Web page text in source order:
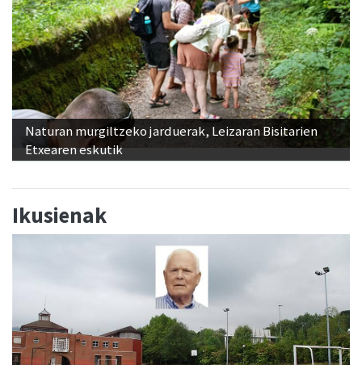
Naturan murgiltzeko jarduerak, Leizaran Bisitarien
Etxearen eskutik
Ikusienak